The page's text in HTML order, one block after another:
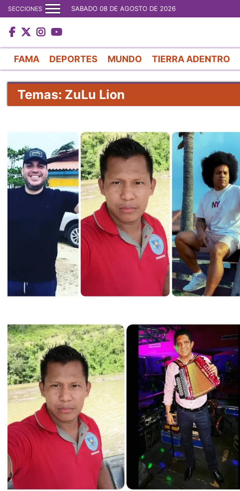
SECCIONES SABADO 08 DE AGOSTO DE 2026
FAMA DEPORTES MUNDO TIERRA ADENTRO
Temas: ZuLu Lion